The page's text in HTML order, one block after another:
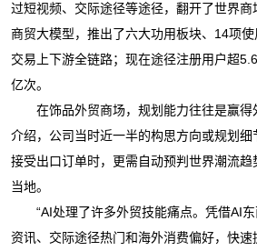
过短视频、交际途径等途径，翻开了世界商
商贸大模型，推出了六大功用板块、14项
交易上下游全链路；现在途径注册用户超
亿次。
在饰品外贸商场，规划能力往往是赢得
介绍，公司当时近一半的构思方向或规划
接受出口订单时，更需自动预判世界潮流
当地。
“AI处理了许多外贸技能痛点。凭借AI东
资讯、交际途径热门和海外消费偏好，快